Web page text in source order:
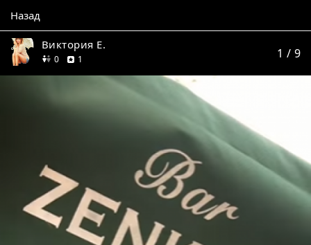
Назад
Виктория Е.
0друзей
1 1 / 9